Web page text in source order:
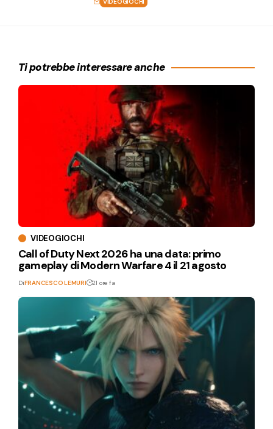
VIDEOGIOCHI
Ti potrebbe interessare anche
VIDEOGIOCHI
Call of Duty Next 2026 ha una data: primo
gameplay di Modern Warfare 4 il 21 agosto
DiFRANCESCO LEMURI 21 ore fa